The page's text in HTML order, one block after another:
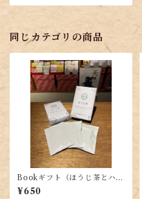
同じカテゴリの商品
Bookギフト（ほうじ茶とハー
ブティーのセット）
¥650